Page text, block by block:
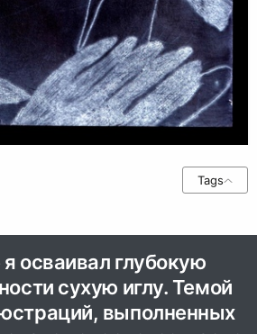
Tags
осваивал глубокую
сухую иглу. Темой
выполненных